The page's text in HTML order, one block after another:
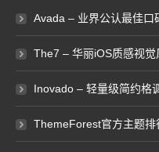
Avada – 业界公认最佳口
The7 – 华丽iOS质感视觉
Inovado – 轻量级简约格
ThemeForest官方主题排